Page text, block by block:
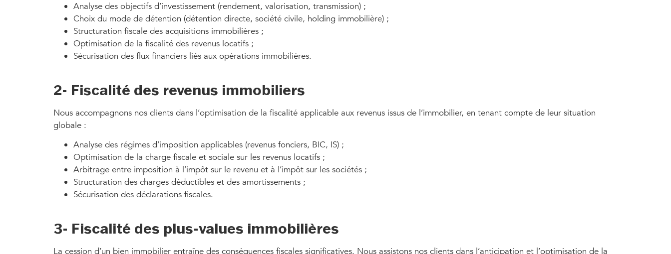
Analyse des objectifs d’investissement (rendement, valorisation, transmission) ;
Choix du mode de détention (détention directe, société civile, holding immobilière) ;
Structuration fiscale des acquisitions immobilières ;
Optimisation de la fiscalité des revenus locatifs ;
Sécurisation des flux financiers liés aux opérations immobilières.
2- Fiscalité des revenus immobiliers
Nous accompagnons nos clients dans l’optimisation de la fiscalité applicable aux revenus issus de l’immobilier, en tenant compte de leur situation
globale :
Analyse des régimes d’imposition applicables (revenus fonciers, BIC, IS) ;
Optimisation de la charge fiscale et sociale sur les revenus locatifs ;
Arbitrage entre imposition à l’impôt sur le revenu et à l’impôt sur les sociétés ;
Structuration des charges déductibles et des amortissements ;
Sécurisation des déclarations fiscales.
3- Fiscalité des plus-values immobilières
La cession d’un bien immobilier entraîne des conséquences fiscales significatives. Nous assistons nos clients dans l’anticipation et l’optimisation de la